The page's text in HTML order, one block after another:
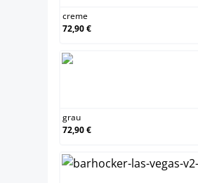
creme
72,90 €
grau
72,90 €